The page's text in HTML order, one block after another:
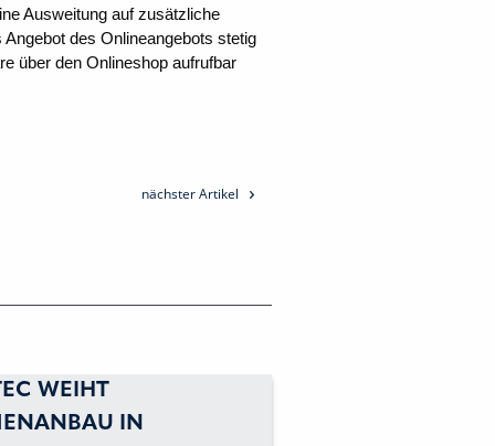
Ausweitung auf zusätzliche
des Onlineangebots stetig
über den Onlineshop aufrufbar
nächster Artikel
WEIHT
IN